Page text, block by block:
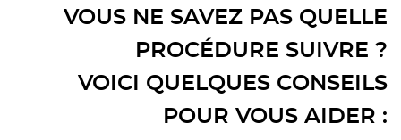
VOUS NE SAVEZ PAS QUELLE
PROCÉDURE SUIVRE ?
VOICI QUELQUES CONSEILS
POUR VOUS AIDER :